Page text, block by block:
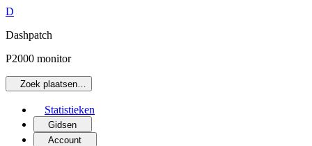
D
Dashpatch
P2000 monitor
Zoek plaatsen…
Statistieken
Gidsen
Account